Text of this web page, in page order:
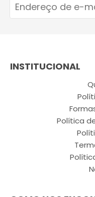
INSTITUCIONAL
Política